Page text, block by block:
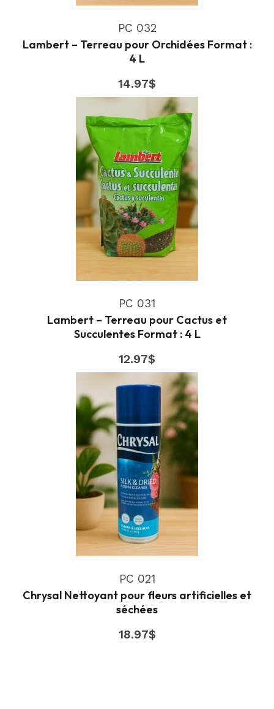
PC 032
Lambert – Terreau pour Orchidées Format :
4 L
14.97$
PC 031
Lambert – Terreau pour Cactus et
Succulentes Format : 4 L
12.97$
PC 021
Chrysal Nettoyant pour fleurs artificielles et
séchées
18.97$